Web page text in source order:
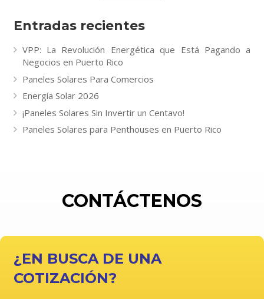
Entradas recientes
VPP: La Revolución Energética que Está Pagando a
Negocios en Puerto Rico
Paneles Solares Para Comercios
Energía Solar 2026
¡Paneles Solares Sin Invertir un Centavo!
Paneles Solares para Penthouses en Puerto Rico
CONTÁCTENOS
¿EN BUSCA DE UNA
COTIZACIÓN?